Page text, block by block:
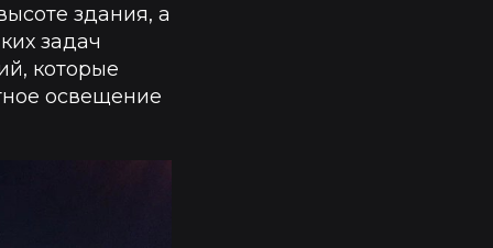
здания, а
задач
которые
освещение